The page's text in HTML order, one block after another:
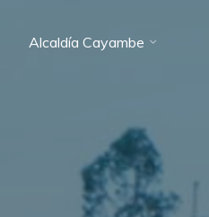
Alcaldía Cayambe